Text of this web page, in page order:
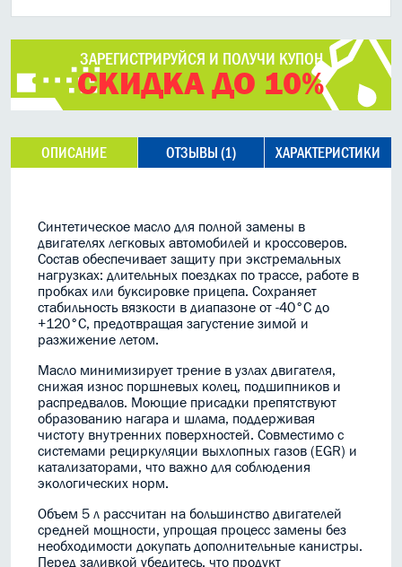
ЗАРЕГИСТРИРУЙСЯ И ПОЛУЧИ КУПОН
СКИДКА ДО 10%
ОПИСАНИЕ ОТЗЫВЫ (1) ХАРАКТЕРИСТИКИ
Синтетическое масло для полной замены в
двигателях легковых автомобилей и кроссоверов.
Состав обеспечивает защиту при экстремальных
нагрузках: длительных поездках по трассе, работе в
пробках или буксировке прицепа. Сохраняет
стабильность вязкости в диапазоне от -40°C до
+120°C, предотвращая загустение зимой и
разжижение летом.
Масло минимизирует трение в узлах двигателя,
снижая износ поршневых колец, подшипников и
распредвалов. Моющие присадки препятствуют
образованию нагара и шлама, поддерживая
чистоту внутренних поверхностей. Совместимо с
системами рециркуляции выхлопных газов (EGR) и
катализаторами, что важно для соблюдения
экологических норм.
Объем 5 л рассчитан на большинство двигателей
средней мощности, упрощая процесс замены без
необходимости докупать дополнительные канистры.
Перед заливкой убедитесь, что продукт